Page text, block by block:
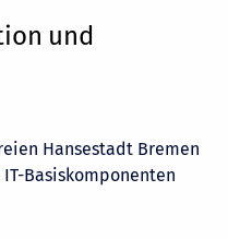
und
Hansestadt Bremen
Basiskomponenten